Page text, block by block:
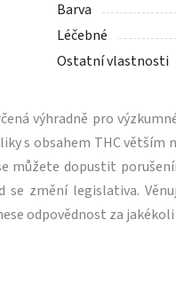
Barva
Léčebné
Ostatní vlastnosti
výhradně pro
s obsahem THC
můžete dopustit
změní legislativa.
odpovědnost za